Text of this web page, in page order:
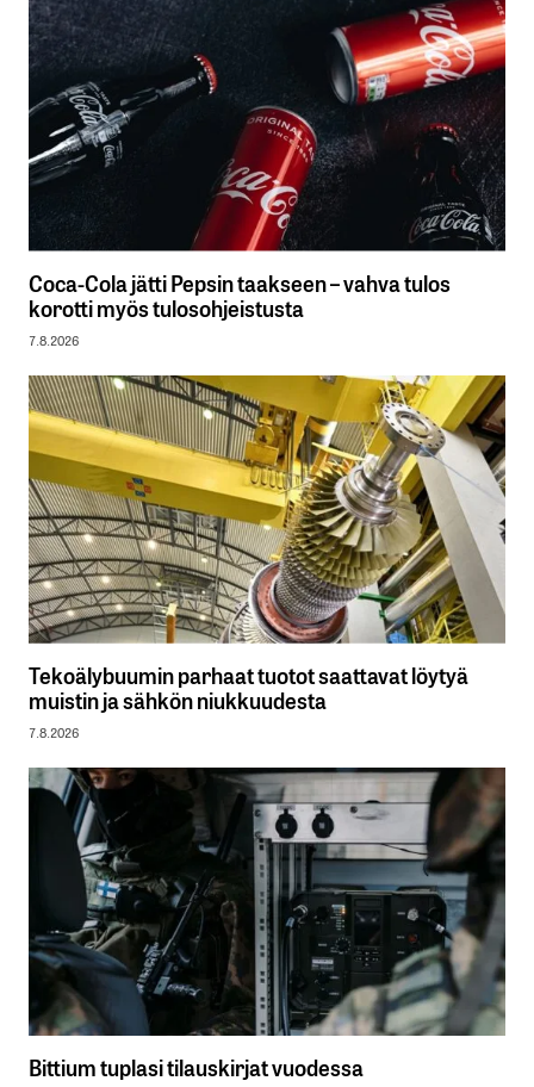
Coca-Cola jätti Pepsin taakseen – vahva tulos
korotti myös tulosohjeistusta
7.8.2026
Tekoälybuumin parhaat tuotot saattavat löytyä
muistin ja sähkön niukkuudesta
7.8.2026
Bittium tuplasi tilauskirjat vuodessa